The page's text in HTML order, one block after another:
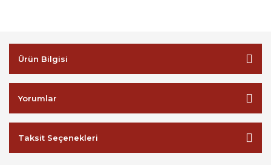
Ürün Bilgisi
Yorumlar
Taksit Seçenekleri